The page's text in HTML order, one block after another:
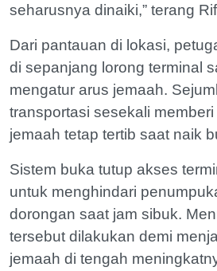
seharusnya dinaiki,” terang
Dari pantauan di lokasi,
di sepanjang lorong terminal
mengatur arus jemaah.
transportasi sesekali
jemaah tetap tertib saat naik
Sistem buka tutup akses
untuk menghindari
dorongan saat jam sibuk.
tersebut dilakukan demi
jemaah di tengah